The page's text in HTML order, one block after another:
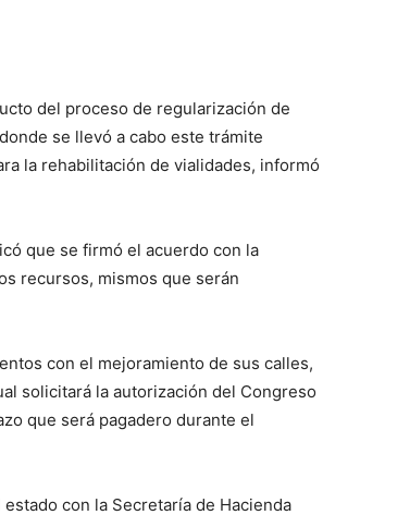
del proceso de regularización de
se llevó a cabo este trámite
la rehabilitación de vialidades, informó
que se firmó el acuerdo con la
recursos, mismos que serán
con el mejoramiento de sus calles,
solicitará la autorización del Congreso
que será pagadero durante el
con la Secretaría de Hacienda